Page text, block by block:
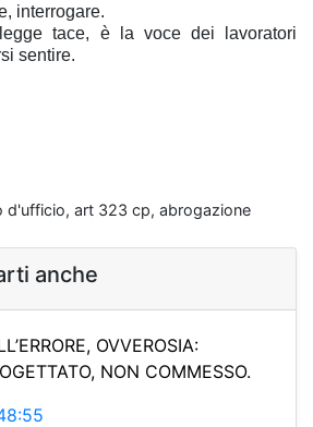
interrogare.
tace, è la voce dei lavoratori
sentire.
d'ufficio, art 323 cp, abrogazione
anche
OVVEROSIA:
NON COMMESSO.